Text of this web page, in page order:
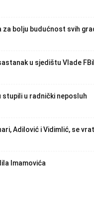
za bolju budućnost svih
u sjedištu Vlade
stupili u radnički neposluh
Adilović i Vidimlić, se
Imamovića